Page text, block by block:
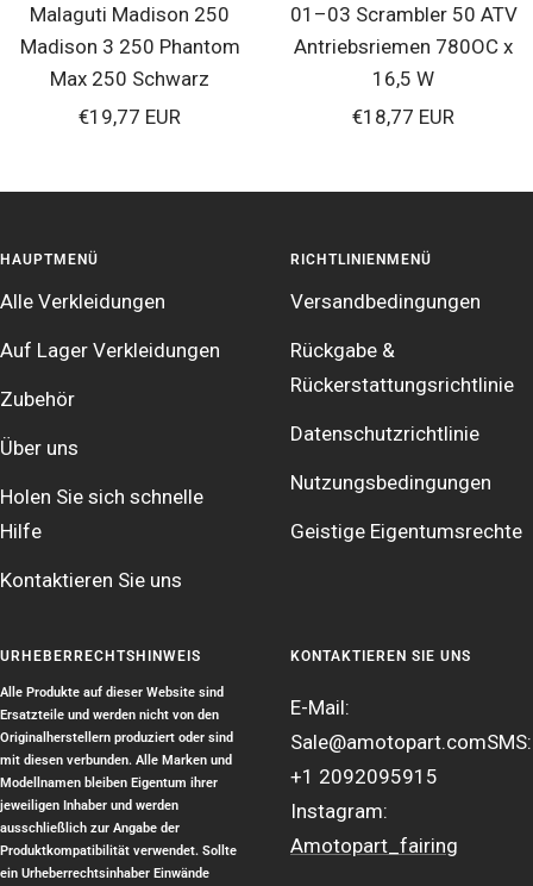
Malaguti Madison 250
Madison 3 250 Phantom
Max 250 Schwarz
Verkaufspreis
€19,77 EUR
01–03 Scrambler 50 ATV
Antriebsriemen 780OC x
16,5 W
Verkaufspreis
€18,77 EUR
HAUPTMENÜ
Alle Verkleidungen
Auf Lager Verkleidungen
Zubehör
Über uns
Holen Sie sich schnelle
Hilfe
Kontaktieren Sie uns
RICHTLINIENMENÜ
Versandbedingungen
Rückgabe &
Rückerstattungsrichtlinie
Datenschutzrichtlinie
Nutzungsbedingungen
Geistige Eigentumsrechte
URHEBERRECHTSHINWEIS
Alle Produkte auf dieser Website sind
Ersatzteile und werden nicht von den
Originalherstellern produziert oder sind
mit diesen verbunden. Alle Marken und
Modellnamen bleiben Eigentum ihrer
jeweiligen Inhaber und werden
ausschließlich zur Angabe der
Produktkompatibilität verwendet. Sollte
ein Urheberrechtsinhaber Einwände
KONTAKTIEREN SIE UNS
E-Mail:
Sale@amotopart.comSMS:
+1 2092095915
Instagram:
Amotopart_fairing